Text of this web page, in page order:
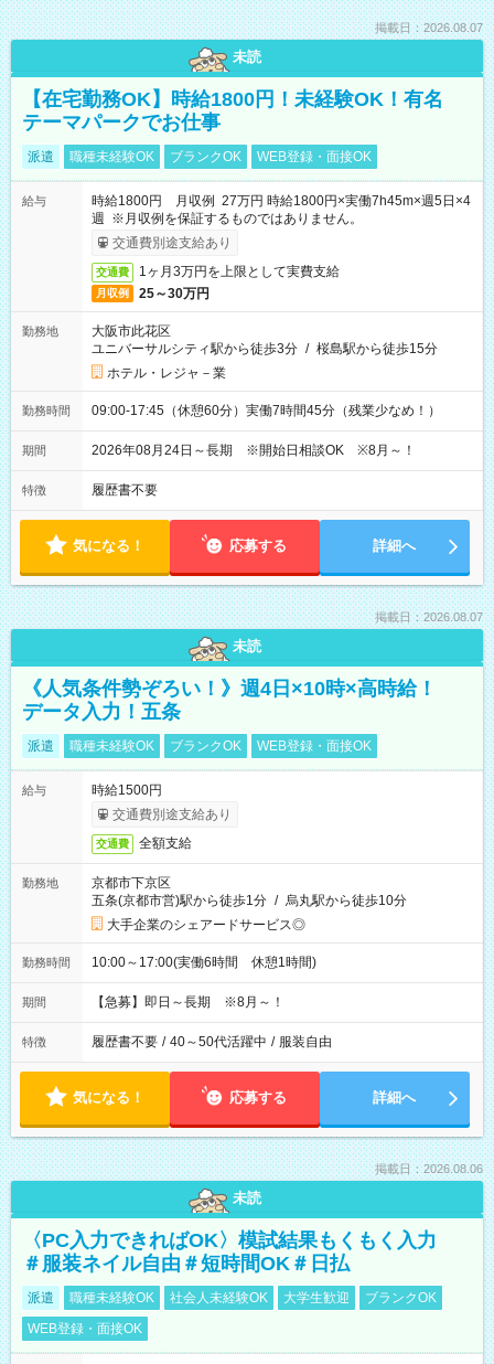
掲載日：2026.08.07
未読
【在宅勤務OK】時給1800円！未経験OK！有名
テーマパークでお仕事
派遣 職種未経験OK ブランクOK WEB登録・面接OK
給与
時給1800円 月収例 27万円 時給1800円×実働7h45m×週5日×4
週 ※月収例を保証するものではありません。
交通費別途支給あり
交通費 1ヶ月3万円を上限として実費支給
月収例 25～30万円
勤務地
大阪市此花区
ユニバーサルシティ駅から徒歩3分 / 桜島駅から徒歩15分
ホテル・レジャ－業
勤務時間 09:00-17:45（休憩60分）実働7時間45分（残業少なめ！）
期間 2026年08月24日～長期 ※開始日相談OK ※8月～！
特徴 履歴書不要
気になる！ 応募する 詳細へ
掲載日：2026.08.07
未読
《人気条件勢ぞろい！》週4日×10時×高時給！
データ入力！五条
派遣 職種未経験OK ブランクOK WEB登録・面接OK
給与
時給1500円
交通費別途支給あり
交通費 全額支給
勤務地
京都市下京区
五条(京都市営)駅から徒歩1分 / 烏丸駅から徒歩10分
大手企業のシェアードサービス◎
勤務時間 10:00～17:00(実働6時間 休憩1時間)
期間 【急募】即日～長期 ※8月～！
特徴 履歴書不要 / 40～50代活躍中 / 服装自由
気になる！ 応募する 詳細へ
掲載日：2026.08.06
未読
〈PC入力できればOK〉模試結果もくもく入力
＃服装ネイル自由＃短時間OK＃日払
派遣 職種未経験OK 社会人未経験OK 大学生歓迎
ブランクOK
WEB登録・面接OK